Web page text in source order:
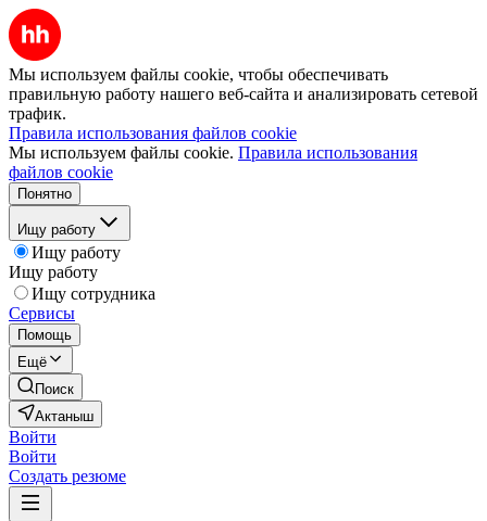
Мы используем файлы cookie, чтобы обеспечивать
правильную работу нашего веб-сайта и анализировать сетевой
трафик.
Правила использования файлов cookie
Мы используем файлы cookie. Правила использования
файлов cookie
Понятно
Ищу работу
Ищу работу
Ищу работу
Ищу сотрудника
Сервисы
Помощь
Ещё
Поиск
Актаныш
Войти
Войти
Создать резюме